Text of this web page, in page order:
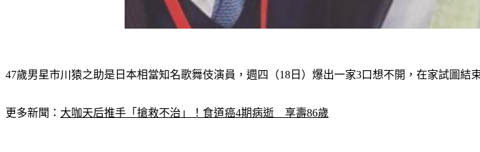
47歲男星市川猿之助是日本相當知名歌舞伎演員，週四（18日）爆出一家3口想不開，在家試圖
更多新聞： 大咖天后推手「搶救不治」！食道癌4期病逝　享壽86歲